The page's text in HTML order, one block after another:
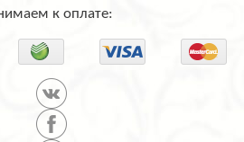
к оплате: